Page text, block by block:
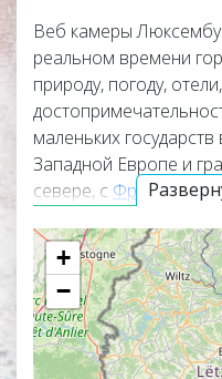
Веб камеры
реальном времени
природу, погоду,
маленьких
Западной Европе и
севере, с Франциейна
верхней части
показывает точное
онлайн веб камеры в
+
−